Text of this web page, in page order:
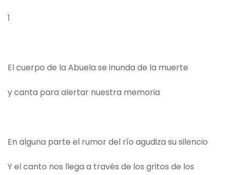
1
El cuerpo de la Abuela se inunda de la muerte
y canta para alertar nuestra memoria
En alguna parte el rumor del río agudiza su silencio
Y el canto nos llega a través de los gritos de los